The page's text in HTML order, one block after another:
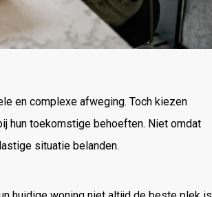
en complexe afweging. Toch kiezen
hun toekomstige behoeften. Niet omdat
situatie belanden.